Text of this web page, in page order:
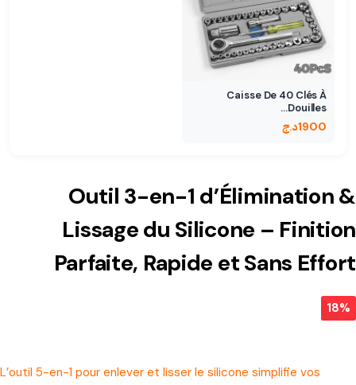
Caisse De 40 Clés À
Douilles…
1900د.ج
Outil 3-en-1 d’Élimination &
Lissage du Silicone – Finition
Parfaite, Rapide et Sans Effort
18%
L’outil 5-en-1 pour enlever et lisser le silicone simplifie vos